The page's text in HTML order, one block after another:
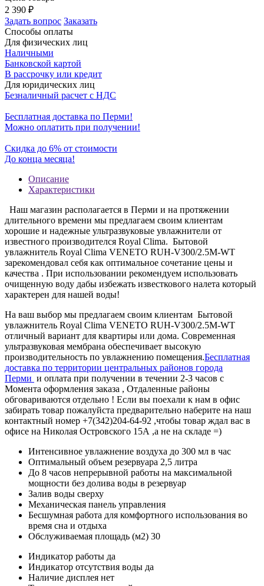
2 390 ₽
Задать вопрос Заказать
Способы оплаты
Для физических лиц
Наличными
Банковской картой
В рассрочку или кредит
Для юридических лиц
Безналичный расчет с НДС
Бесплатная доставка по Перми!
Можно оплатить при получении!
Скидка до 6% от стоимости
До конца месяца!
Описание
Характеристики
Наш магазин располагается в Перми и на протяжении
длительного времени мы предлагаем своим клиентам
хорошие и надежные ультразвуковые увлажнители от
известного производителся Royal Clima. Бытовой
увлажнитель Royal Clima VENETO RUH-V300/2.5M-WT
зарекомендовал себя как оптимальное сочетание цены и
качества . При использовании рекомендуем использовать
очищенную воду дабы избежать известкового налета который
характерен для нашей воды!
На ваш выбор мы предлагаем своим клиентам Бытовой
увлажнитель Royal Clima VENETO RUH-V300/2.5M-WT
отличный вариант для квартиры или дома. Современная
ультразвуковая мембрана обеспечивает высокую
производительность по увлажнению помещения.Бесплатная
доставка по территории центральных районов города
Перми и оплата при получении в течении 2-3 часов с
Момента оформления заказа , Отдаленные районы
обговариваются отдельно ! Если вы поехали к нам в офис
забирать товар пожалуйста предварительно наберите на наш
контактный номер +7(342)204-64-92 ,чтобы товар ждал вас в
офисе на Николая Островского 15А ,а не на складе =)
Интенсивное увлажнение воздуха до 300 мл в час
Оптимальный объем резервуара 2,5 литра
До 8 часов непрерывной работы на максимальной
мощности без долива воды в резервуар
Залив воды сверху
Механическая панель управления
Бесшумная работа для комфортного использования во
время сна и отдыха
Обслуживаемая площадь (м2) 30
Индикатор работы да
Индикатор отсутствия воды да
Наличие дисплея нет